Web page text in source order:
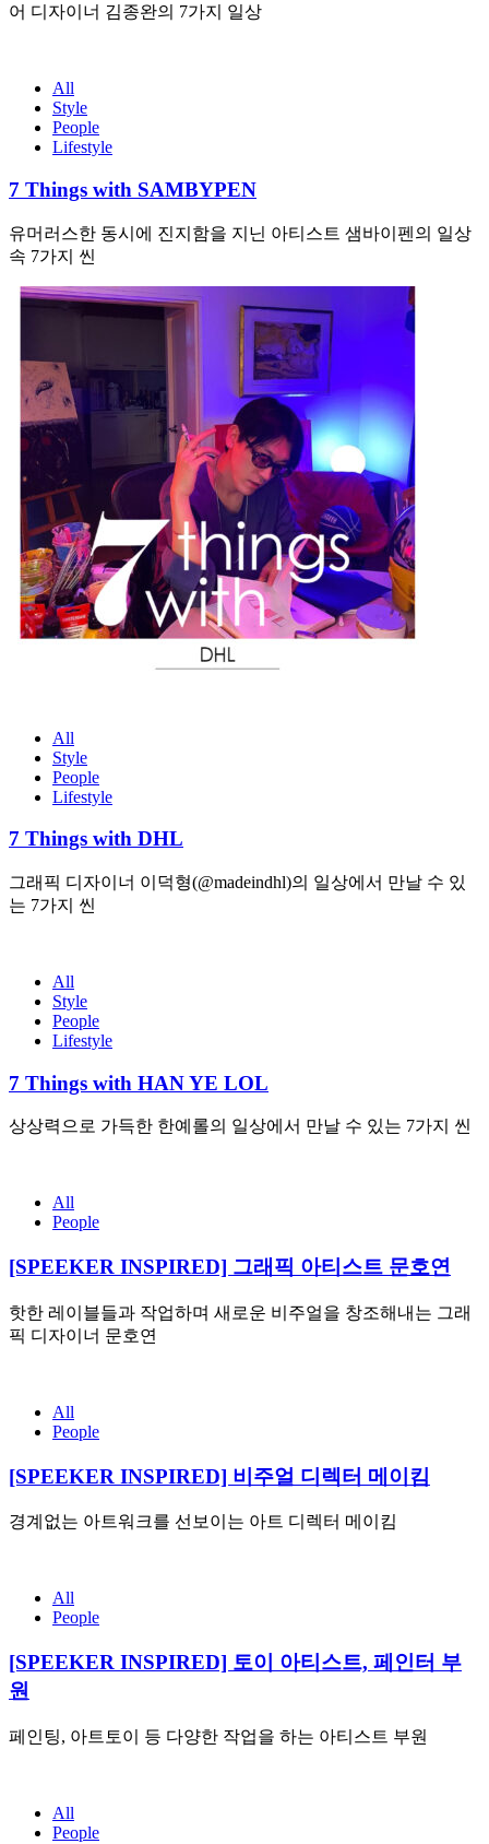
어 디자이너 김종완의 7가지 일상
All
Style
People
Lifestyle
7 Things with SAMBYPEN
유머러스한 동시에 진지함을 지닌 아티스트 샘바이펜의 일상
속 7가지 씬
All
Style
People
Lifestyle
7 Things with DHL
그래픽 디자이너 이덕형(@madeindhl)의 일상에서 만날 수 있
는 7가지 씬
All
Style
People
Lifestyle
7 Things with HAN YE LOL
상상력으로 가득한 한예롤의 일상에서 만날 수 있는 7가지 씬
All
People
[SPEEKER INSPIRED] 그래픽 아티스트 문호연
핫한 레이블들과 작업하며 새로운 비주얼을 창조해내는 그래
픽 디자이너 문호연
All
People
[SPEEKER INSPIRED] 비주얼 디렉터 메이킴
경계없는 아트워크를 선보이는 아트 디렉터 메이킴
All
People
[SPEEKER INSPIRED] 토이 아티스트, 페인터 부
원
페인팅, 아트토이 등 다양한 작업을 하는 아티스트 부원
All
People